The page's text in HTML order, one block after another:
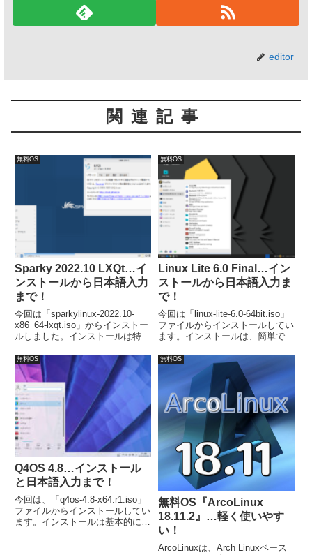
editor
関連記事
無料OS
Sparky 2022.10 LXQt…イ
ンストールから日本語入力
まで！
今回は「sparkylinux-2022.10-
x86_64-lxqt.iso」からインストー
ルしました。インストールは特に
は、別途「Fcitx」などのインス
トールが必要でした。
無料OS
Linux Lite 6.0 Final…イン
ストールから日本語入力ま
で！
今回は「linux-lite-6.0-64bit.iso」
ファイルからインストールしてい
ます。インストールは、簡単でし
途対応が必要ででした。
無料OS
Q4OS 4.8…インストール
と日本語入力まで！
今回は、「q4os-4.8-x64.r1.iso」
ファイルからインストールしてい
ます。インストールは基本的にデ
無料OS
無料OS『ArcoLinux
18.11.2』…軽く使いやす
い！
ArcoLinuxは、Arch Linuxベース